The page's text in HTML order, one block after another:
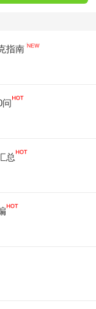
指南
问
总